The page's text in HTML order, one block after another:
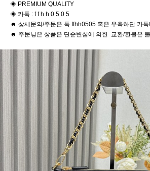
◈ PREMIUM QUALITY
◈ 카톡 : f f h h 0 5 0 5
☻ 상세문의/주문은 톡 ffhh0505 혹은 우측하단 카
☻ 주문넣은 상품은 단순변심에 의한 교환/환불은